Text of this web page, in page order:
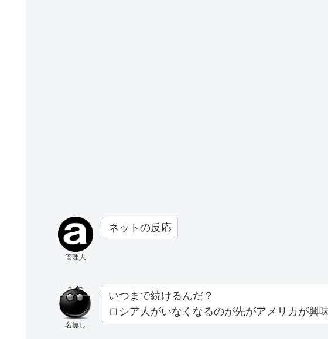
管理人
ネットの反応
名無し
いつまで続けるんだ？
ロシア人がいなくなるのが先がアメリカが興